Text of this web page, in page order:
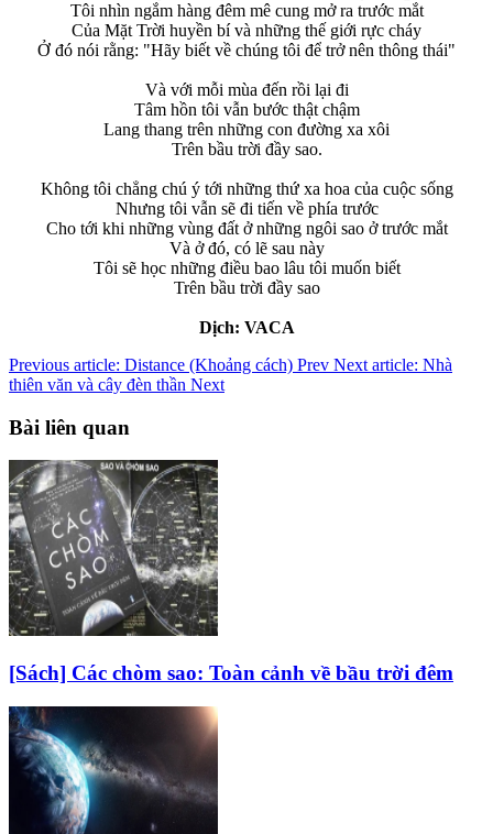
Tôi nhìn ngắm hàng đêm mê cung mở ra trước mắt
Của Mặt Trời huyền bí và những thế giới rực cháy
Ở đó nói rằng: "Hãy biết về chúng tôi để trở nên thông thái"
Và với mỗi mùa đến rồi lại đi
Tâm hồn tôi vẫn bước thật chậm
Lang thang trên những con đường xa xôi
Trên bầu trời đầy sao.
Không tôi chẳng chú ý tới những thứ xa hoa của cuộc sống
Nhưng tôi vẫn sẽ đi tiến về phía trước
Cho tới khi những vùng đất ở những ngôi sao ở trước mắt
Và ở đó, có lẽ sau này
Tôi sẽ học những điều bao lâu tôi muốn biết
Trên bầu trời đầy sao
Dịch: VACA
Previous article: Distance (Khoảng cách) Prev Next article: Nhà
thiên văn và cây đèn thần Next
Bài liên quan
[Sách] Các chòm sao: Toàn cảnh về bầu trời đêm